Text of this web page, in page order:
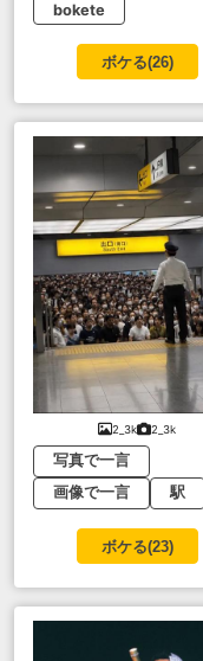
bokete
ボケる(26)
2_3k 2_3k
写真で一言
画像で一言
駅
ボケる(23)